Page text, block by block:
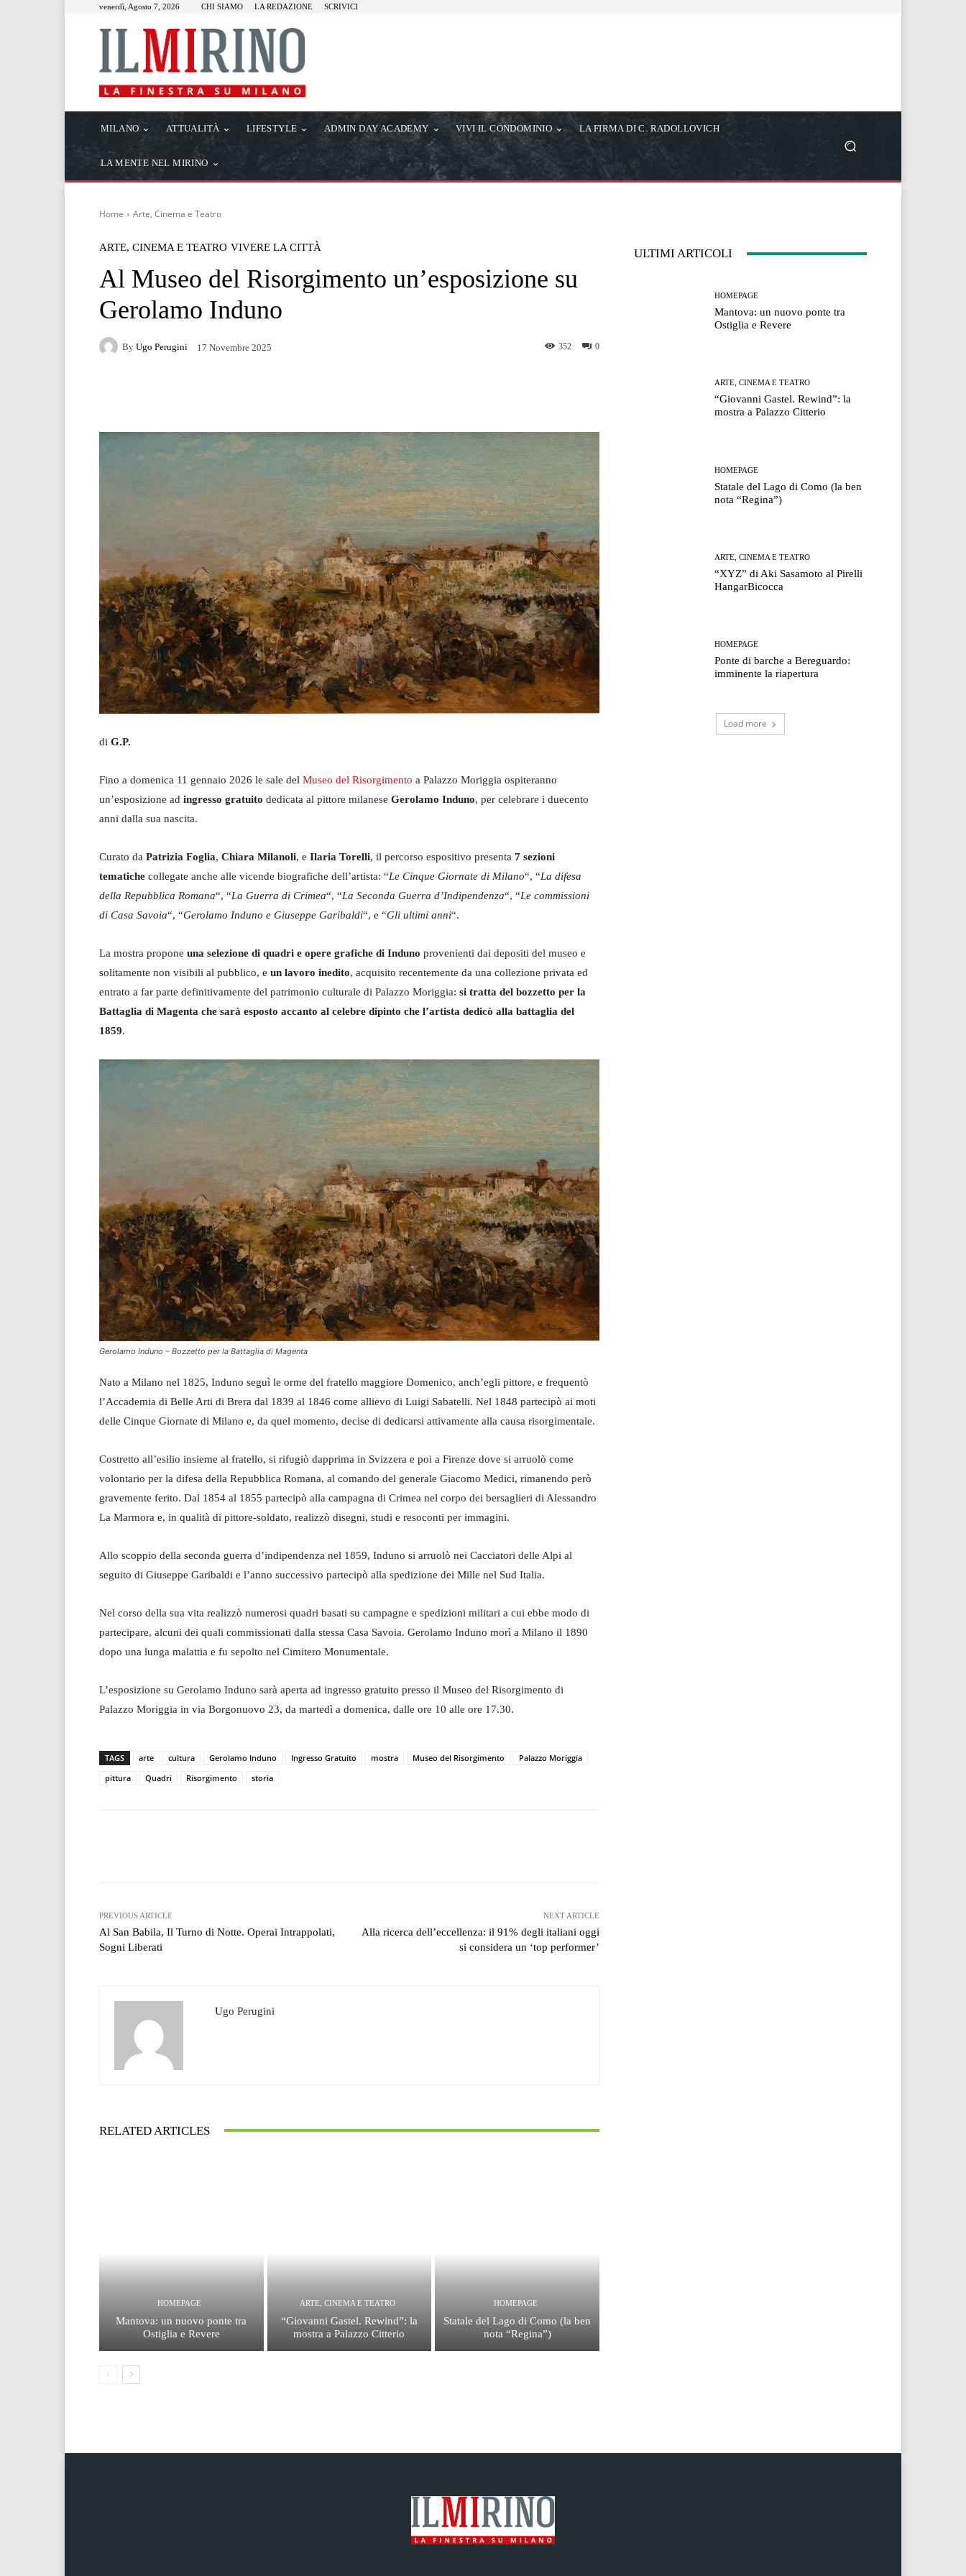
venerdì, Agosto 7, 2026 CHI SIAMO LA REDAZIONE SCRIVICI
MILANO ATTUALITÀ LIFESTYLE ADMIN DAY ACADEMY VIVI IL CONDOMINIO LA FIRMA DI C. RADOLLOVICH
LA MENTE NEL MIRINO
Home Arte, Cinema e Teatro
ARTE, CINEMA E TEATRO VIVERE LA CITTÀ
Al Museo del Risorgimento un’esposizione su
Gerolamo Induno
By Ugo Perugini 17 Novembre 2025 0
352
di G.P.
Fino a domenica 11 gennaio 2026 le sale del Museo del Risorgimento a Palazzo Moriggia ospiteranno
un’esposizione ad ingresso gratuito dedicata al pittore milanese Gerolamo Induno, per celebrare i duecento
anni dalla sua nascita.
Curato da Patrizia Foglia, Chiara Milanoli, e Ilaria Torelli, il percorso espositivo presenta 7 sezioni
tematiche collegate anche alle vicende biografiche dell’artista: “Le Cinque Giornate di Milano“, “La difesa
della Repubblica Romana“, “La Guerra di Crimea“, “La Seconda Guerra d’Indipendenza“, “Le commissioni
di Casa Savoia“, “Gerolamo Induno e Giuseppe Garibaldi“, e “Gli ultimi anni“.
La mostra propone una selezione di quadri e opere grafiche di Induno provenienti dai depositi del museo e
solitamente non visibili al pubblico, e un lavoro inedito, acquisito recentemente da una collezione privata ed
entrato a far parte definitivamente del patrimonio culturale di Palazzo Moriggia: si tratta del bozzetto per la
Battaglia di Magenta che sarà esposto accanto al celebre dipinto che l’artista dedicò alla battaglia del
1859.
Gerolamo Induno – Bozzetto per la Battaglia di Magenta
Nato a Milano nel 1825, Induno seguì le orme del fratello maggiore Domenico, anch’egli pittore, e frequentò
l’Accademia di Belle Arti di Brera dal 1839 al 1846 come allievo di Luigi Sabatelli. Nel 1848 partecipò ai moti
delle Cinque Giornate di Milano e, da quel momento, decise di dedicarsi attivamente alla causa risorgimentale.
Costretto all’esilio insieme al fratello, si rifugiò dapprima in Svizzera e poi a Firenze dove si arruolò come
volontario per la difesa della Repubblica Romana, al comando del generale Giacomo Medici, rimanendo però
gravemente ferito. Dal 1854 al 1855 partecipò alla campagna di Crimea nel corpo dei bersaglieri di Alessandro
La Marmora e, in qualità di pittore-soldato, realizzò disegni, studi e resoconti per immagini.
Allo scoppio della seconda guerra d’indipendenza nel 1859, Induno si arruolò nei Cacciatori delle Alpi al
seguito di Giuseppe Garibaldi e l’anno successivo partecipò alla spedizione dei Mille nel Sud Italia.
Nel corso della sua vita realizzò numerosi quadri basati su campagne e spedizioni militari a cui ebbe modo di
partecipare, alcuni dei quali commissionati dalla stessa Casa Savoia. Gerolamo Induno morì a Milano il 1890
dopo una lunga malattia e fu sepolto nel Cimitero Monumentale.
L’esposizione su Gerolamo Induno sarà aperta ad ingresso gratuito presso il Museo del Risorgimento di
Palazzo Moriggia in via Borgonuovo 23, da martedì a domenica, dalle ore 10 alle ore 17.30.
TAGS arte cultura Gerolamo Induno Ingresso Gratuito mostra Museo del Risorgimento
Palazzo Moriggia
pittura
Quadri Risorgimento storia
PREVIOUS ARTICLE
Al San Babila, Il Turno di Notte. Operai Intrappolati,
Sogni Liberati
NEXT ARTICLE
Alla ricerca dell’eccellenza: il 91% degli italiani oggi
si considera un ‘top performer’
Ugo Perugini
RELATED ARTICLES
HOMEPAGE
Mantova: un nuovo ponte tra
Ostiglia e Revere
ARTE, CINEMA E TEATRO
“Giovanni Gastel. Rewind”: la
mostra a Palazzo Citterio
HOMEPAGE
Statale del Lago di Como (la ben
nota “Regina”)
ULTIMI ARTICOLI
HOMEPAGE
Mantova: un nuovo ponte tra
Ostiglia e Revere
ARTE, CINEMA E TEATRO
“Giovanni Gastel. Rewind”: la
mostra a Palazzo Citterio
HOMEPAGE
Statale del Lago di Como (la ben
nota “Regina”)
ARTE, CINEMA E TEATRO
“XYZ” di Aki Sasamoto al Pirelli
HangarBicocca
HOMEPAGE
Ponte di barche a Bereguardo:
imminente la riapertura
Load more